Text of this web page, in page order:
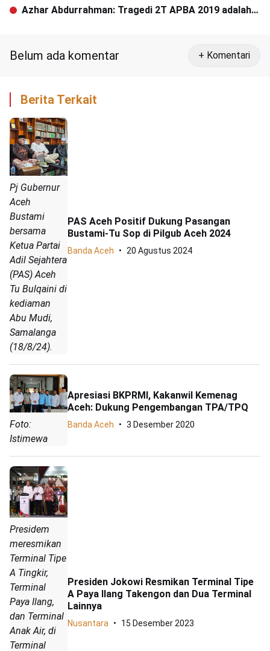
Dalangnya di Lingkaran Kekuasaan
Azhar Abdurrahman: Tragedi 2T APBA 2019 adalah
Belum ada komentar + Komentari
Berita Terkait
Pj Gubernur
Aceh
Bustami
bersama
Ketua Partai
Adil Sejahtera
(PAS) Aceh
Tu Bulqaini di
kediaman
Abu Mudi,
Samalanga
(18/8/24).
PAS Aceh Positif Dukung Pasangan
Bustami-Tu Sop di Pilgub Aceh 2024
Banda Aceh 20 Agustus 2024
Foto:
Istimewa
Apresiasi BKPRMI, Kakanwil Kemenag
Aceh: Dukung Pengembangan TPA/TPQ
Banda Aceh 3 Desember 2020
Presidem
meresmikan
Terminal Tipe
A Tingkir,
Terminal
Paya Ilang,
dan Terminal
Anak Air, di
Terminal
Presiden Jokowi Resmikan Terminal Tipe
A Paya Ilang Takengon dan Dua Terminal
Lainnya
Nusantara 15 Desember 2023